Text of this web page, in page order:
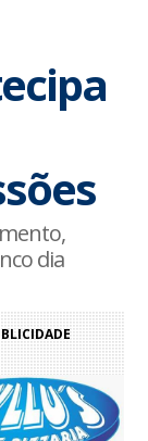
dia